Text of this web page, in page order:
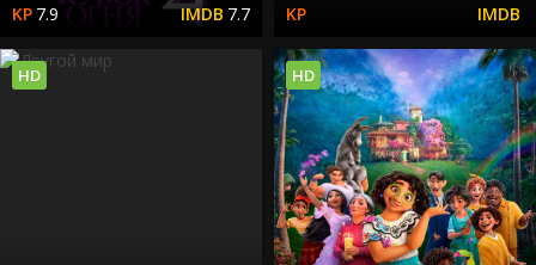
7.9 7.7
HD HD